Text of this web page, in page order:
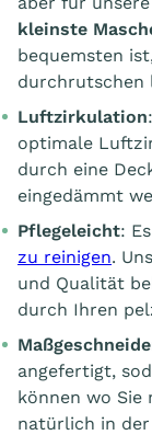
kleinste
bequemsten
durchrutschen
Luftzirkulation
optimale
durch eine
eingedämmt
Pflegeleicht:
zu reinigen.
und Qualität
durch Ihren
angefertigt,
können wo
natürlich in